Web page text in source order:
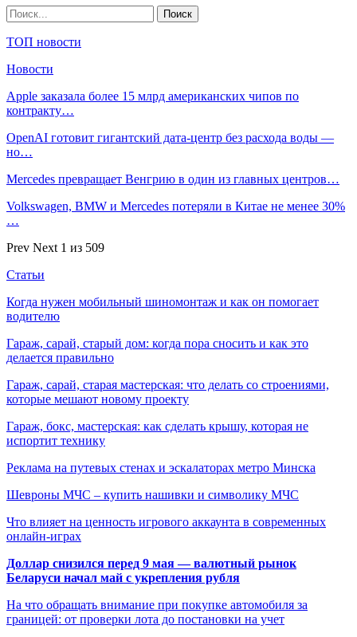
ТОП новости
Новости
Apple заказала более 15 млрд американских чипов по
контракту…
OpenAI готовит гигантский дата-центр без расхода воды —
но…
Mercedes превращает Венгрию в один из главных центров…
Volkswagen, BMW и Mercedes потеряли в Китае не менее 30%
…
Prev Next 1 из 509
Статьи
Когда нужен мобильный шиномонтаж и как он помогает
водителю
Гараж, сарай, старый дом: когда пора сносить и как это
делается правильно
Гараж, сарай, старая мастерская: что делать со строениями,
которые мешают новому проекту
Гараж, бокс, мастерская: как сделать крышу, которая не
испортит технику
Реклама на путевых стенах и эскалаторах метро Минска
Шевроны МЧС – купить нашивки и символику МЧС
Что влияет на ценность игрового аккаунта в современных
онлайн-играх
Доллар снизился перед 9 мая — валютный рынок
Беларуси начал май с укрепления рубля
На что обращать внимание при покупке автомобиля за
границей: от проверки лота до постановки на учет